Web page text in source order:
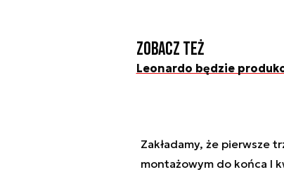
Zobacz też
Leonardo będzie
Zakładamy, że pierwsze
montażowym do końca I